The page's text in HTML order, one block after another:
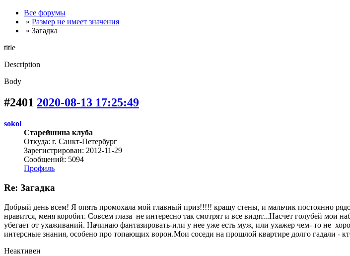
Все форумы
» Размер не имеет значения
» Загадка
title
Description
Body
#2401 2020-08-13 17:25:49
sokol
Старейшина клуба
Откуда: г. Санкт-Петербург
Зарегистрирован: 2012-11-29
Сообщений: 5094
Профиль
Re: Загадка
Добрый день всем! Я опять промохала мой главный приз!!!!! крашу стены, и мальчик постоянно
нравится, меня коробит. Совсем глаза не интересно так смотрят и все видят...Насчет голубей мои
убегает от ухаживаний. Начинаю фантазировать-или у нее уже есть муж, или ухажер чем- то не
интерсные знания, особено про топающих ворон.Мои соседи на прошлой квартире долго гадали -
Неактивен